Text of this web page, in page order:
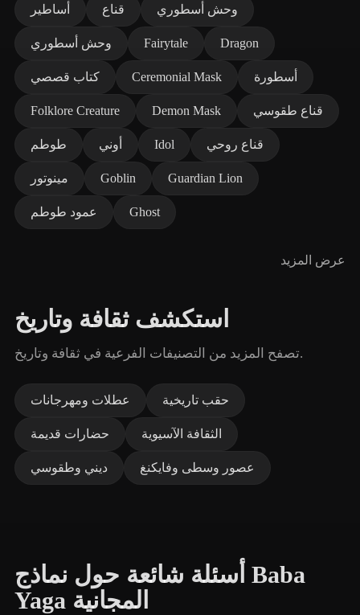
أساطير قناع وحش أسطوري
وحش أسطوري Fairytale Dragon
كتاب قصصي Ceremonial Mask أسطورة
Folklore Creature Demon Mask قناع طقوسي
طوطم أوني Idol قناع روحي
مينوتور Goblin Guardian Lion
عمود طوطم Ghost
عرض المزيد
استكشف ثقافة وتاريخ
تصفح المزيد من التصنيفات الفرعية في ثقافة وتاريخ.
عطلات ومهرجانات حقب تاريخية
حضارات قديمة الثقافة الآسيوية
ديني وطقوسي عصور وسطى وفايكنغ
أسئلة شائعة حول نماذج Baba
Yaga المجانية